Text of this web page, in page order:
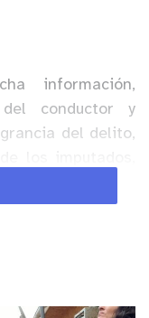
información,
conductor y
del delito,
dos
82 cartuchos
detenido.
pasaron a control